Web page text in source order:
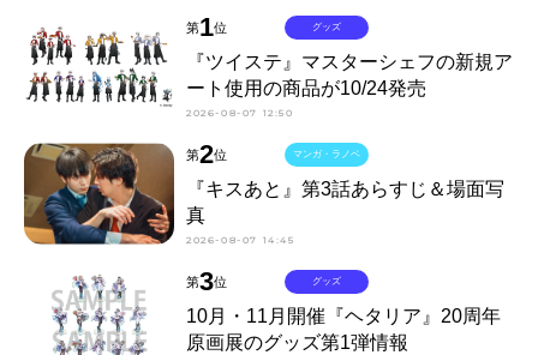
第1位
『ツイステ』マスターシェフの新規ア
ート使用の商品が10/24発売
2026-08-07 12:50
グッズ
第2位
『キスあと』第3話あらすじ＆場面写
真
2026-08-07 14:45
マンガ・ラノベ
第3位
10月・11月開催『ヘタリア』20周年
原画展のグッズ第1弾情報
グッズ